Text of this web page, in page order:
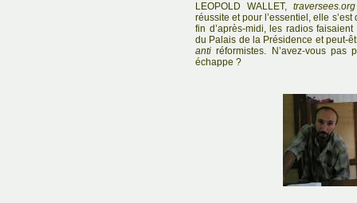
LEOPOLD WALLET, traversees.org
réussite et pour l’essentiel, elle
fin d’après-midi, les radios
du Palais de la Présidence et peut-
anti réformistes. N’avez-vous
échappe ?